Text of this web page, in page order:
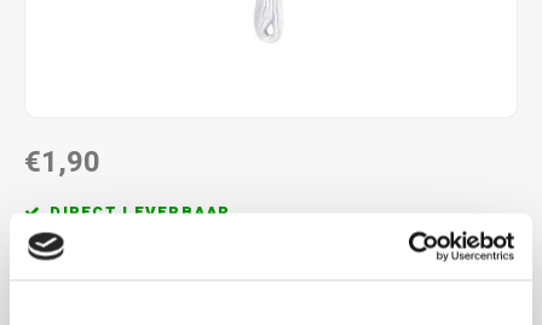
€1,90
DIRECT LEVERBAAR